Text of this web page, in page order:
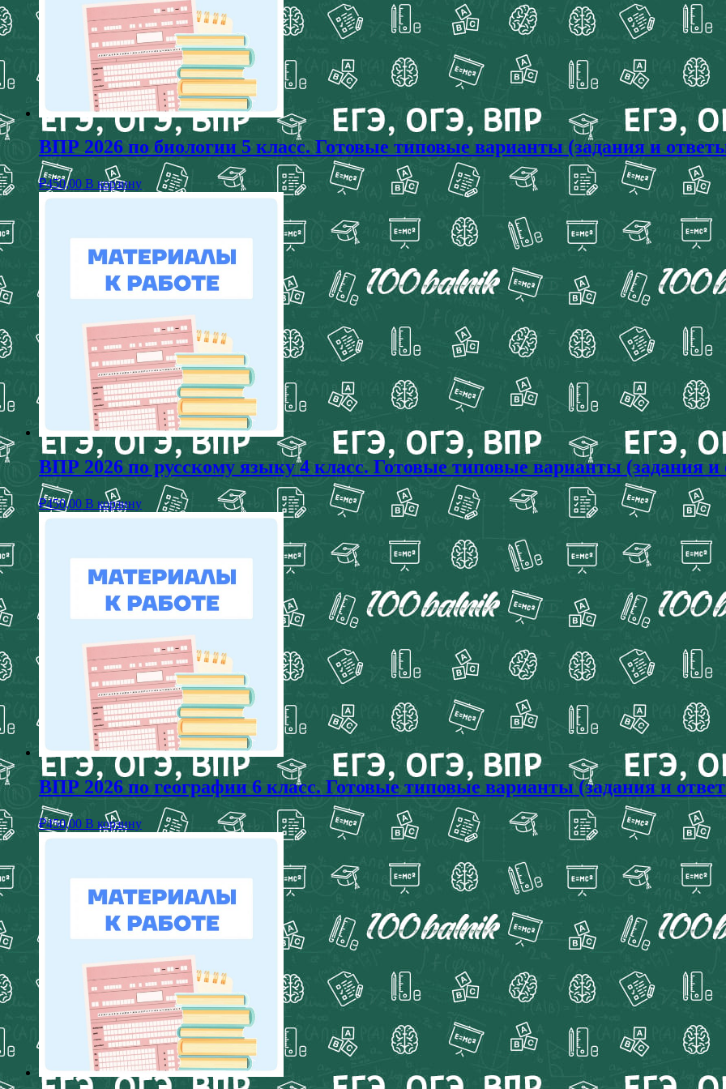
ВПР 2026 по биологии 5 класс. Готовые типовые варианты (задания и
₽450,00 В корзину
ВПР 2026 по русскому языку 4 класс. Готовые типовые варианты (задания и
₽450,00 В корзину
ВПР 2026 по географии 6 класс. Готовые типовые варианты (задания и
₽450,00 В корзину